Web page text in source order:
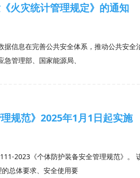
火灾统计管理规定》的通知
信息在完善公共安全体系，推动公共安全
管理部、国家能源局、
规范》2025年1月1日起实施
2023《个体防护装备安全管理规范》。
总体要求、安全使用要